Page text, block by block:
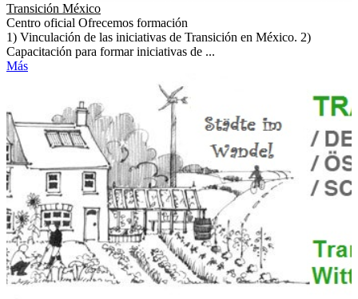
Transición México
Centro oficial Ofrecemos formación
1) Vinculación de las iniciativas de Transición en México. 2)
Capacitación para formar iniciativas de ...
Más